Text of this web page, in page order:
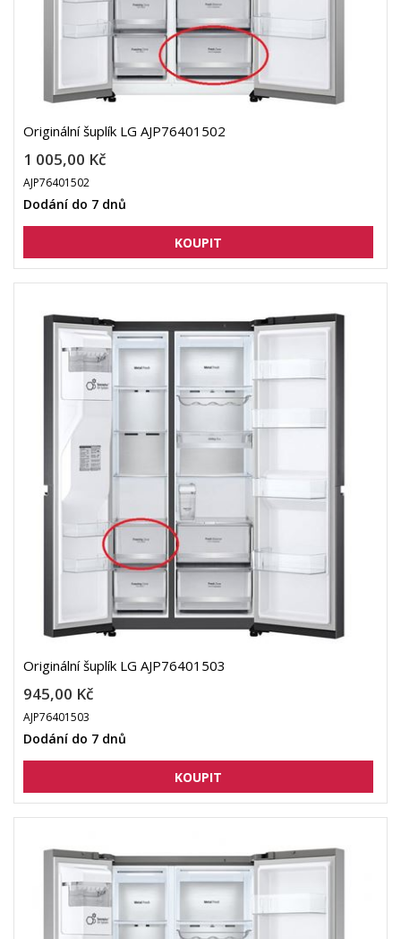
Originální šuplík LG AJP76401502
1 005,00 Kč
AJP76401502
Dodání do 7 dnů
Originální šuplík LG AJP76401503
945,00 Kč
AJP76401503
Dodání do 7 dnů